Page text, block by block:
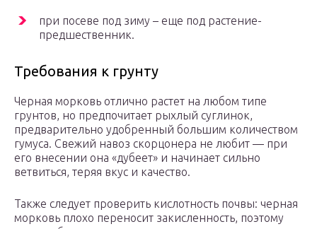
при посеве под зиму – еще под растение-
предшественник.
Требования к грунту
Черная морковь отлично растет на любом типе
грунтов, но предпочитает рыхлый суглинок,
предварительно удобренный большим количеством
гумуса. Свежий навоз скорцонера не любит — при
его внесении она «дубеет» и начинает сильно
ветвиться, теряя вкус и качество.
Также следует проверить кислотность почвы: черная
морковь плохо переносит закисленность, поэтому